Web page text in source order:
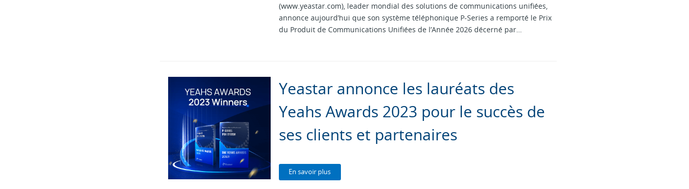
(www.yeastar.com), leader mondial des solutions de communications unifiées,
annonce aujourd’hui que son système téléphonique P-Series a remporté le Prix
du Produit de Communications Unifiées de l’Année 2026 décerné par…
Yeastar annonce les lauréats des
Yeahs Awards 2023 pour le succès de
ses clients et partenaires
En savoir plus